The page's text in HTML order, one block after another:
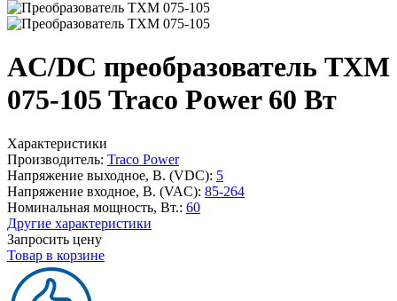
AC/DC преобразователь TXM
075-105 Traco Power 60 Вт
Характеристики
Производитель: Traco Power
Напряжение выходное, В. (VDC): 5
Напряжение входное, В. (VAC): 85-264
Номинальная мощность, Вт.: 60
Другие характеристики
Запросить цену
Товар в корзине